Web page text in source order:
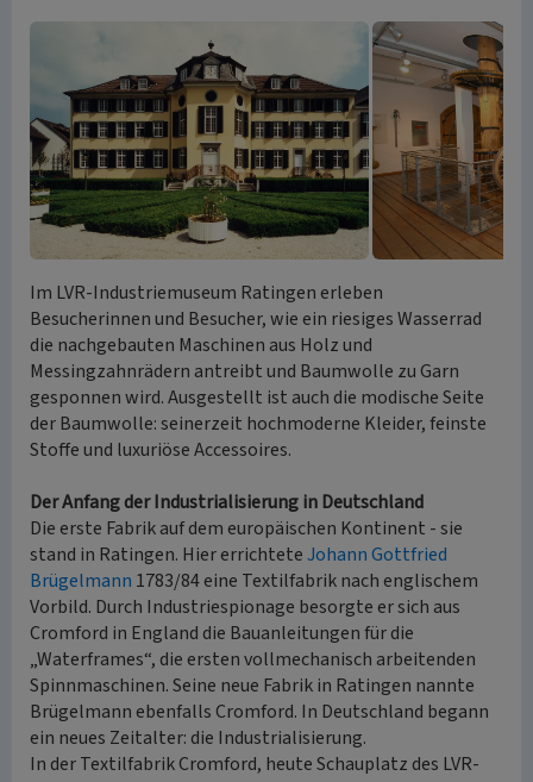
Im LVR-Industriemuseum Ratingen erleben
Besucherinnen und Besucher, wie ein riesiges Wasserrad
die nachgebauten Maschinen aus Holz und
Messingzahnrädern antreibt und Baumwolle zu Garn
gesponnen wird. Ausgestellt ist auch die modische Seite
der Baumwolle: seinerzeit hochmoderne Kleider, feinste
Stoffe und luxuriöse Accessoires.
Der Anfang der Industrialisierung in Deutschland
Die erste Fabrik auf dem europäischen Kontinent - sie
stand in Ratingen. Hier errichteteJohann Gottfried
Brügelmann 1783/84 eine Textilfabrik nach englischem
Vorbild. Durch Industriespionage besorgte er sich aus
Cromford in England die Bauanleitungen für die
„Waterframes“, die ersten vollmechanisch arbeitenden
Spinnmaschinen. Seine neue Fabrik in Ratingen nannte
Brügelmann ebenfalls Cromford. In Deutschland begann
ein neues Zeitalter: die Industrialisierung.
In der Textilfabrik Cromford, heute Schauplatz des LVR-